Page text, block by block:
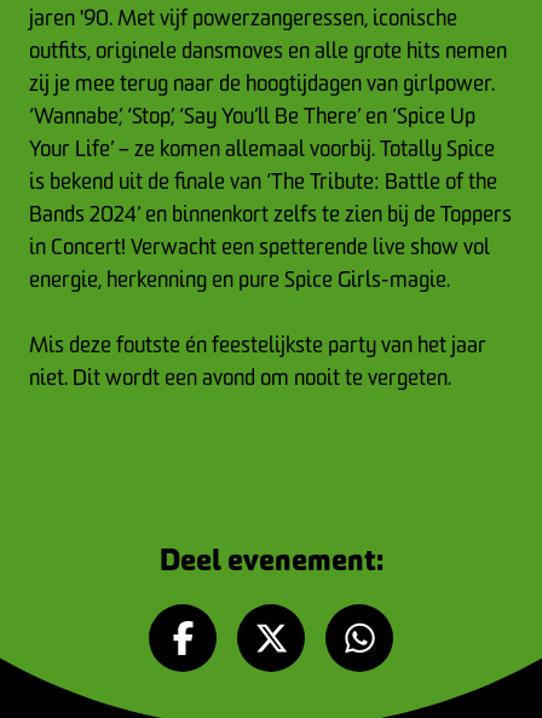
jaren '90. Met vijf powerzangeressen, iconische
outfits, originele dansmoves en alle grote hits nemen
zij je mee terug naar de hoogtijdagen van girlpower.
‘Wannabe’, ‘Stop’, ‘Say You’ll Be There’ en ‘Spice Up
Your Life’ – ze komen allemaal voorbij. Totally Spice
is bekend uit de finale van ‘The Tribute: Battle of the
Bands 2024’ en binnenkort zelfs te zien bij de Toppers
in Concert! Verwacht een spetterende live show vol
energie, herkenning en pure Spice Girls-magie.
Mis deze foutste én feestelijkste party van het jaar
niet. Dit wordt een avond om nooit te vergeten.
Deel evenement: